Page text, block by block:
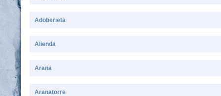
Adoberieta
Alienda
Arana
Aranatorre